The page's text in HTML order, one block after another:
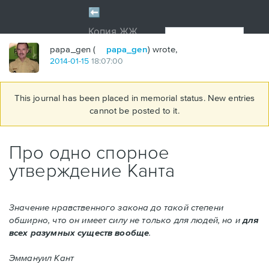
papa_gen ( papa_gen) wrote,
2014-01-15 18:07:00
This journal has been placed in memorial status. New entries
cannot be posted to it.
Про одно спорное
утверждение Канта
Значение нравственного закона до такой степени
обширно, что он имеет силу не только для людей, но идля
всех разумных существ вообще.
Эммануил Кант